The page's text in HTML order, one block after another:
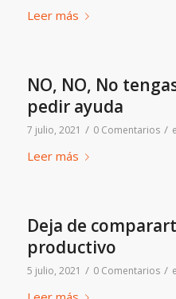
Leer más
NO, NO, No
pedir ayuda
7 julio, 2021 / 0 Comentarios /
Leer más
Deja de
productivo
5 julio, 2021 / 0 Comentarios /